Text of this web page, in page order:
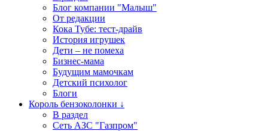
Блог компании "Малыш"
От редакции
Кока Тубе: тест-драйв
История игрушек
Дети – не помеха
Бизнес-мама
Будущим мамочкам
Детский психолог
Блоги
Король бензоколонки ↓
В раздел
Сеть АЗС "Газпром"